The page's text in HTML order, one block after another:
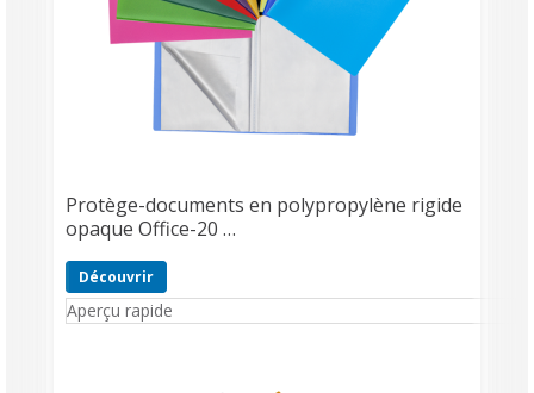
Protège-documents en polypropylène rigide
opaque Office-20 …
Découvrir
Aperçu rapide